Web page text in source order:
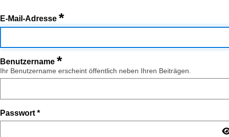
E-Mail-Adresse *
Benutzername *
Ihr Benutzername erscheint öffentlich neben Ihren Beiträgen.
Passwort *